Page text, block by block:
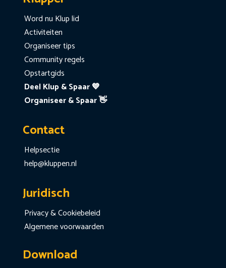
Word nu Klup lid
Activiteiten
Organiseer tips
Community regels
Opstartgids
Deel Klup & Spaar 💙
Organiseer & Spaar 👋
Contact
Helpsectie
help@kluppen.nl
Juridisch
Privacy & Cookiebeleid
Algemene voorwaarden
Download